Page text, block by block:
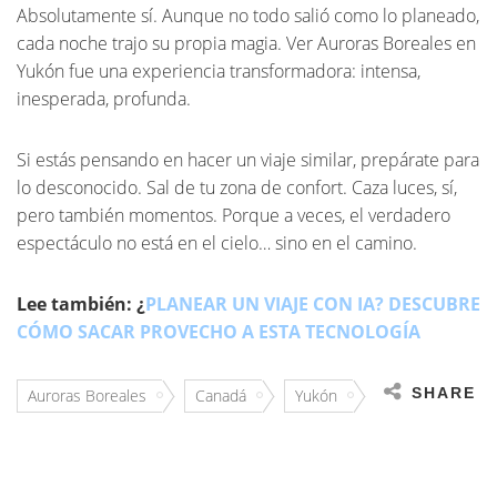
Absolutamente sí. Aunque no todo salió como lo planeado,
cada noche trajo su propia magia. Ver Auroras Boreales en
Yukón fue una experiencia transformadora: intensa,
inesperada, profunda.
Si estás pensando en hacer un viaje similar, prepárate para
lo desconocido. Sal de tu zona de confort. Caza luces, sí,
pero también momentos. Porque a veces, el verdadero
espectáculo no está en el cielo… sino en el camino.
Lee también: ¿PLANEAR UN VIAJE CON IA? DESCUBRE
CÓMO SACAR PROVECHO A ESTA TECNOLOGÍA
Auroras Boreales Canadá Yukón SHARE